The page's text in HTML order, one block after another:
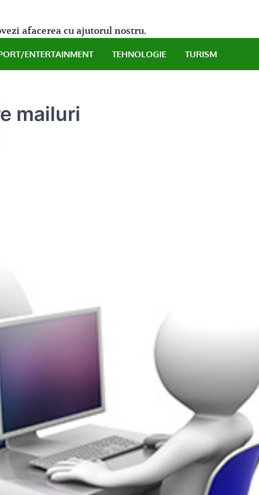
afacerea cu ajutorul nostru.
ENTERTAINMENT TEHNOLOGIE TURISM
mailuri